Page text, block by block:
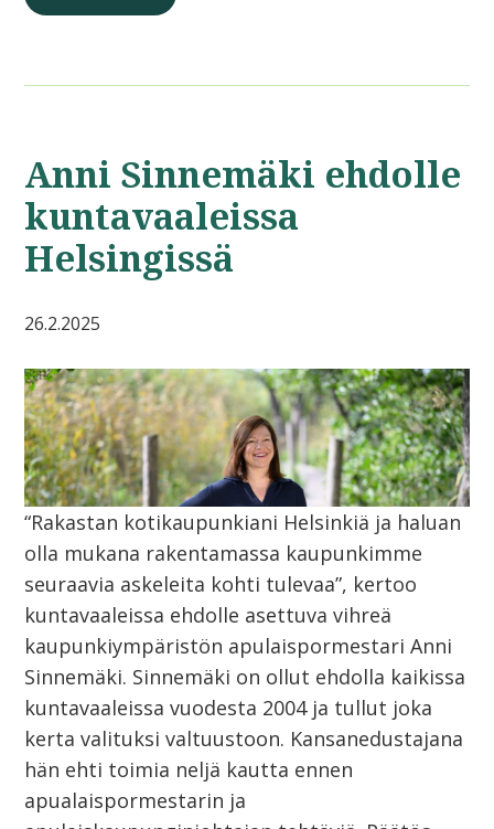
Anni Sinnemäki ehdolle
kuntavaaleissa
Helsingissä
26.2.2025
“Rakastan kotikaupunkiani Helsinkiä ja haluan
olla mukana rakentamassa kaupunkimme
seuraavia askeleita kohti tulevaa”, kertoo
kuntavaaleissa ehdolle asettuva vihreä
kaupunkiympäristön apulaispormestari Anni
Sinnemäki. Sinnemäki on ollut ehdolla kaikissa
kuntavaaleissa vuodesta 2004 ja tullut joka
kerta valituksi valtuustoon. Kansanedustajana
hän ehti toimia neljä kautta ennen
apualaispormestarin ja